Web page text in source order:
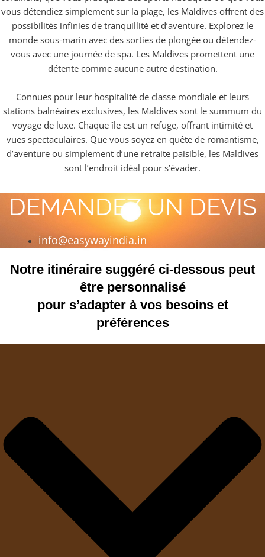
vous détendiez simplement sur la plage, les Maldives offrent des
possibilités infinies de tranquillité et d’aventure. Explorez le
monde sous-marin avec des sorties de plongée ou détendez-
vous avec une journée de spa. Les Maldives promettent une
détente comme aucune autre destination.
Connues pour leur hospitalité de classe mondiale et leurs
stations balnéaires exclusives, les Maldives sont le summum du
voyage de luxe. Chaque île est un refuge, offrant intimité et
vues spectaculaires. Que vous soyez en quête de romantisme,
d’aventure ou simplement d’une retraite paisible, les Maldives
sont l’endroit idéal pour s’évader.
DEMANDEZ UN DEVIS
info@easywayindia.in
Notre itinéraire suggéré ci-dessous peut
être personnalisé
pour s’adapter à vos besoins et
préférences